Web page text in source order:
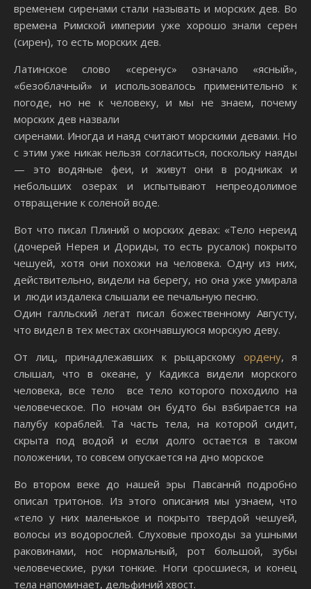
временем сиренами стали называть и морских дев. Во
времена Римской империи уже хорошо знали серен
(сирен), то есть морских дев.
Латинское слово «серенус» означало «ясный»,
«безоблачный» и использовалось применительно к
погоде, но не к человеку, и мы не знаем, почему
морских дев назвали
сиренами. Иногда и наяд считают морскими девами. Но
с этим уже никак нельзя согласиться, поскольку наяды
— это водяные феи, и живут они в родниках и
небольших озерах и испытывают непреодолимое
отвращение к соленой воде.
Вот что писал Плиний о морских девах: «Тело нереид
(дочерей Нерея и Дориды, то есть русалок) покрыто
чешуей, хотя они похожи на человека. Одну из них,
действительно, видели на берегу, но она уже умирала
и люди издалека слышали ее печальную песню.
Один галльский легат писал божественному Августу,
что видел в тех местах скончавшуюся морскую деву.
От лиц, принадлежавших к рыцарскому ордену, я
слышал, что в океане, у Кадикса видели морского
человека, все тело все тело которого походило на
человеческое. По ночам он будто бы взбирается на
палубу кораблей. Та часть тела, на которой сидит,
скрыта под водой и если долго остается в таком
положении, то совсем опускается на дно морское
Во втором веке до нашей эры Павсаннй подробно
описал тритонов. Из этого описания мы узнаем, что
«тело у них маленькое и покрыто твердой чешуей,
волосы из водорослей. Слуховые проходы за ушными
раковинами, нос нормальный, рот большой, зубы
человеческие, руки тонкие. Ноги сросшиеся, и конец
тела напоминает, дельфиний хвост.